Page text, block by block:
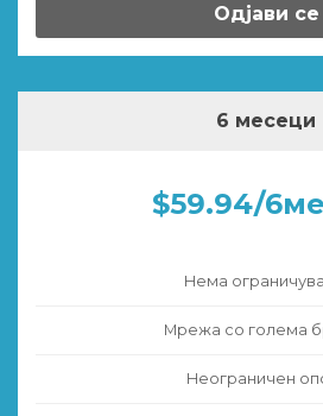
Одјави се
6 месеци
$59.94/
Нема
Мрежа со голема
Неограничен